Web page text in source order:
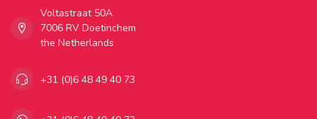
Voltastraat 50A
7006 RV Doetinchem
the Netherlands
+31 (0)6 48 49 40 73